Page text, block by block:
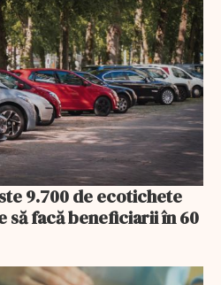
9.700 de ecotichete
să facă beneficiarii în 60